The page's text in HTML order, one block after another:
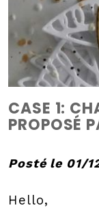
CASE 1:
PROPOSÉ
Posté le 01/
Hello,